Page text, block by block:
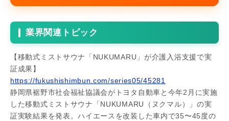
業界関連トピック
【移動式ミストサウナ「NUKUMARU」が介護入浴支援で実
証成果】
https://fukushishimbun.com/series05/45281
静岡県裾野市社会福祉協議会がトヨタ自動車と今年2月に実施
した移動式ミストサウナ「NUKUMARU（ヌクマル）」の実
証実験結果を発表。ハイエースを改装した車内で35〜45度の